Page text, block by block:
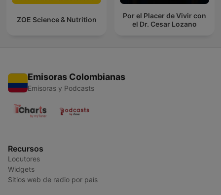
ZOE Science & Nutrition
Por el Placer de Vivir con
el Dr. Cesar Lozano
Emisoras Colombianas
Emisoras y Podcasts
Recursos
Locutores
Widgets
Sitios web de radio por país